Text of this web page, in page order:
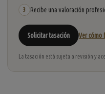
3 Recibe una valoración
Solicitar tasación Ver cómo
La tasación está sujeta a revisión y